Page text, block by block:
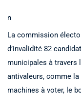
n
La commission
d’invalidité 82
municipales à travers
antivaleurs, comme
machines à voter, le